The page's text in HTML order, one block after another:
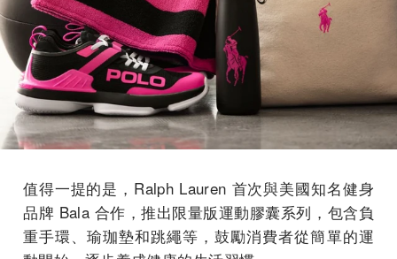
值得一提的是，Ralph Lauren 首次與美國知名健身
品牌 Bala 合作，推出限量版運動膠囊系列，包含負
重手環、瑜珈墊和跳繩等，鼓勵消費者從簡單的運